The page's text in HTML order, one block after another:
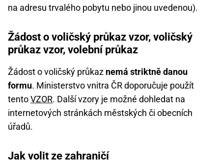
na adresu trvalého pobytu nebo jinou uvedenou).
Žádost o voličský průkaz vzor, voličský
průkaz vzor, volební průkaz
Žádost o voličský průkaz nemá striktně danou
formu. Ministerstvo vnitra ČR doporučuje použít
tentoVZOR. Další vzory je možné dohledat na
internetových stránkách městských či obecních
úřadů.
Jak volit ze zahraničí